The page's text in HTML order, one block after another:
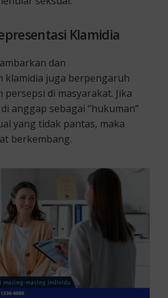
Klamidia
dan
klamidia juga berpengaruh
di masyarakat. Jika
anggap sebagai “hukuman”
yang tidak pantas, maka
berkembang.